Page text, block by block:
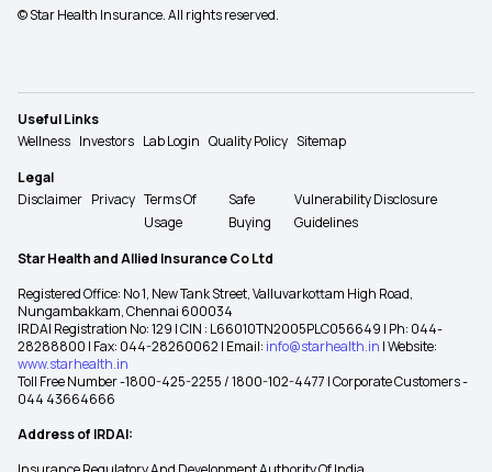
© Star Health Insurance. All rights reserved.
Useful Links
Wellness Investors Lab Login Quality Policy Sitemap
Legal
Disclaimer Privacy Terms Of
Usage
Safe
Buying
Vulnerability Disclosure
Guidelines
Star Health and Allied Insurance Co Ltd
Registered Office: No 1, New Tank Street, Valluvarkottam High Road,
Nungambakkam, Chennai 600034
IRDAI Registration No: 129 | CIN : L66010TN2005PLC056649 | Ph: 044-
28288800 | Fax: 044-28260062 | Email: info@starhealth.in | Website:
www.starhealth.in
Toll Free Number -1800-425-2255 / 1800-102-4477 | Corporate Customers -
044 43664666
Address of IRDAI: